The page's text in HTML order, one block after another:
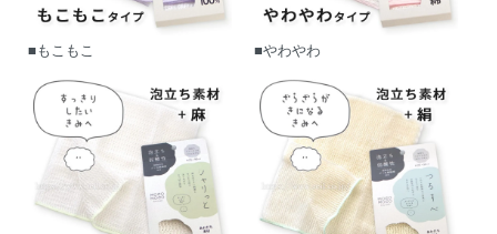
■もこもこ ■やわやわ